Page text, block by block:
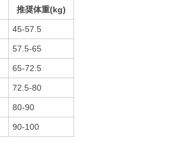
推奨体重(kg)
45-57.5
57.5-65
65-72.5
72.5-80
80-90
90-100